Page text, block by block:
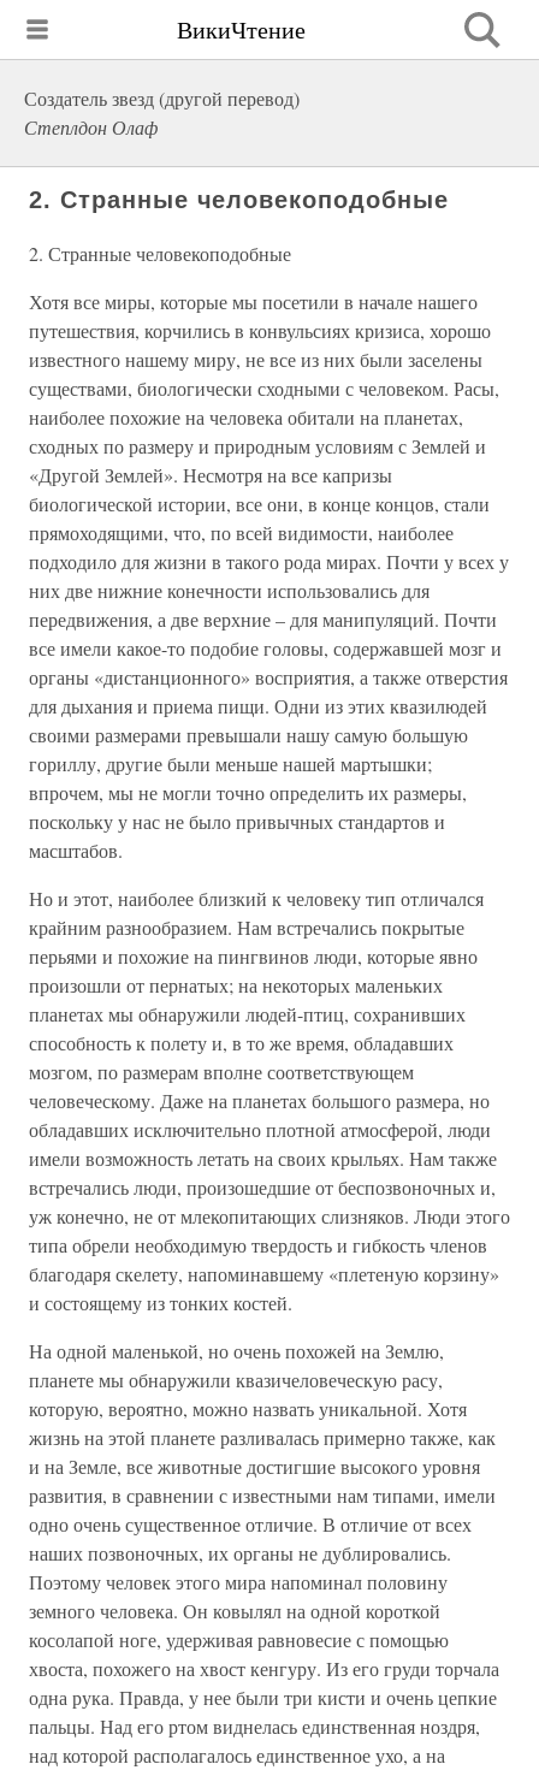
ВикиЧтение
Создатель звезд (другой перевод)
Степлдон Олаф
2. Странные человекоподобные
2. Странные человекоподобные
Хотя все миры, которые мы посетили в начале нашего
путешествия, корчились в конвульсиях кризиса, хорошо
известного нашему миру, не все из них были заселены
существами, биологически сходными с человеком. Расы,
наиболее похожие на человека обитали на планетах,
сходных по размеру и природным условиям с Землей и
«Другой Землей». Несмотря на все капризы
биологической истории, все они, в конце концов, стали
прямоходящими, что, по всей видимости, наиболее
подходило для жизни в такого рода мирах. Почти у всех у
них две нижние конечности использовались для
передвижения, а две верхние – для манипуляций. Почти
все имели какое-то подобие головы, содержавшей мозг и
органы «дистанционного» восприятия, а также отверстия
для дыхания и приема пищи. Одни из этих квазилюдей
своими размерами превышали нашу самую большую
гориллу, другие были меньше нашей мартышки;
впрочем, мы не могли точно определить их размеры,
поскольку у нас не было привычных стандартов и
масштабов.
Но и этот, наиболее близкий к человеку тип отличался
крайним разнообразием. Нам встречались покрытые
перьями и похожие на пингвинов люди, которые явно
произошли от пернатых; на некоторых маленьких
планетах мы обнаружили людей-птиц, сохранивших
способность к полету и, в то же время, обладавших
мозгом, по размерам вполне соответствующем
человеческому. Даже на планетах большого размера, но
обладавших исключительно плотной атмосферой, люди
имели возможность летать на своих крыльях. Нам также
встречались люди, произошедшие от беспозвоночных и,
уж конечно, не от млекопитающих слизняков. Люди этого
типа обрели необходимую твердость и гибкость членов
благодаря скелету, напоминавшему «плетеную корзину»
и состоящему из тонких костей.
На одной маленькой, но очень похожей на Землю,
планете мы обнаружили квазичеловеческую расу,
которую, вероятно, можно назвать уникальной. Хотя
жизнь на этой планете разливалась примерно также, как
и на Земле, все животные достигшие высокого уровня
развития, в сравнении с известными нам типами, имели
одно очень существенное отличие. В отличие от всех
наших позвоночных, их органы не дублировались.
Поэтому человек этого мира напоминал половину
земного человека. Он ковылял на одной короткой
косолапой ноге, удерживая равновесие с помощью
хвоста, похожего на хвост кенгуру. Из его груди торчала
одна рука. Правда, у нее были три кисти и очень цепкие
пальцы. Над его ртом виднелась единственная ноздря,
над которой располагалось единственное ухо, а на